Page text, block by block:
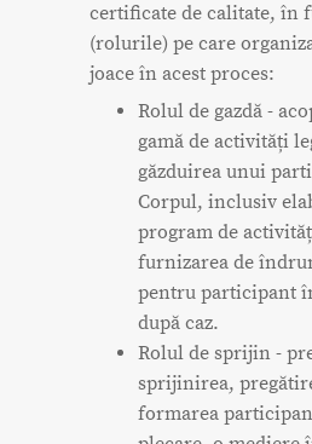
certificate de calitate, în
(rolurile) pe care
joace în acest proces:
Rolul de gazdă -
gamă de activități
găzduirea unui
Corpul, inclusiv
program de
furnizarea de
pentru participant
după caz.
Rolul de sprijin -
sprijinirea,
formarea